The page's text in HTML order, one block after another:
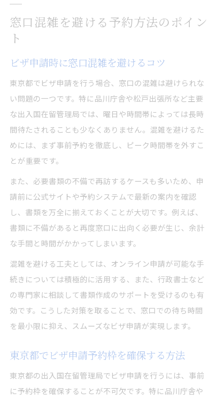
窓口混雑を避ける予約方法のポイン
ト
ビザ申請時に窓口混雑を避けるコツ
東京都でビザ申請を行う場合、窓口の混雑は避けられな
い問題の一つです。特に品川庁舎や松戸出張所など主要
な出入国在留管理局では、曜日や時間帯によっては長時
間待たされることも少なくありません。混雑を避けるた
めには、まず事前予約を徹底し、ピーク時間帯を外すこ
とが重要です。
また、必要書類の不備で再訪するケースも多いため、申
請前に公式サイトや予約システムで最新の案内を確認
し、書類を万全に揃えておくことが大切です。例えば、
書類に不備があると再度窓口に出向く必要が生じ、余計
な手間と時間がかかってしまいます。
混雑を避ける工夫としては、オンライン申請が可能な手
続きについては積極的に活用する、また、行政書士など
の専門家に相談して書類作成のサポートを受けるのも有
効です。こうした対策を取ることで、窓口での待ち時間
を最小限に抑え、スムーズなビザ申請が実現します。
東京都でビザ申請予約枠を確保する方法
東京都の出入国在留管理局でビザ申請を行うには、事前
に予約枠を確保することが不可欠です。特に品川庁舎や